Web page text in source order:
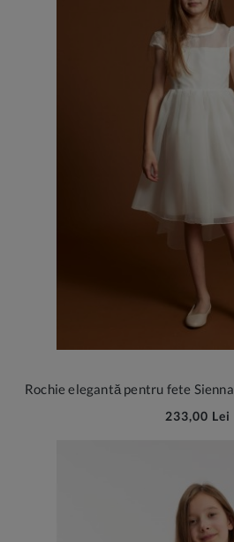
233,00 Lei